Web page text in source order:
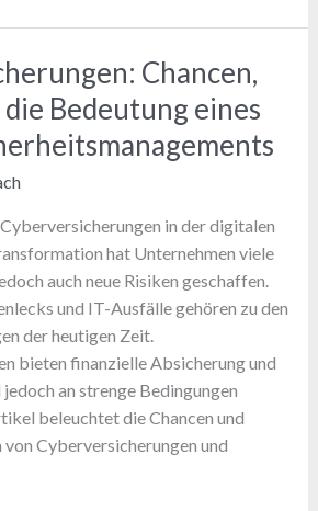
Chancen,
Bedeutung eines
in der digitalen
hat Unternehmen viele
auch neue Risiken geschaffen.
und IT-Ausfälle gehören zu den
der heutigen Zeit.
bieten finanzielle Absicherung und
an strenge Bedingungen
beleuchtet die Chancen und
Cyberversicherungen und